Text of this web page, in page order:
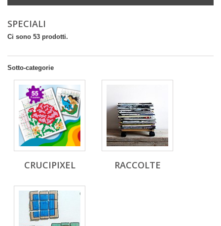
SPECIALI
Ci sono 53 prodotti.
Sotto-categorie
CRUCIPIXEL RACCOLTE